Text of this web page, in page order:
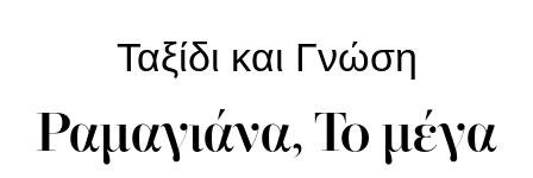
Ταξίδι και Γνώση
Ραμαγιάνα, Το μέγα